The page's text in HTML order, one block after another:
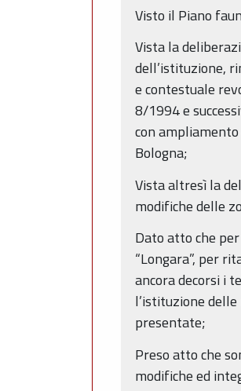
Visto il Piano
Vista la
dell’istituzione,
e contestuale
8/1994 e
con ampliamento
Bologna;
Vista altresì la
modifiche delle
Dato atto che
“Longara”, per
ancora decorsi i
l’istituzione delle
presentate;
Preso atto che
modifiche ed